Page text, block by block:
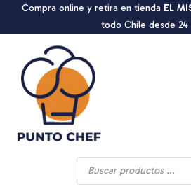
Compra online y retira en tienda EL
todo Chile desde 24
Búsqueda